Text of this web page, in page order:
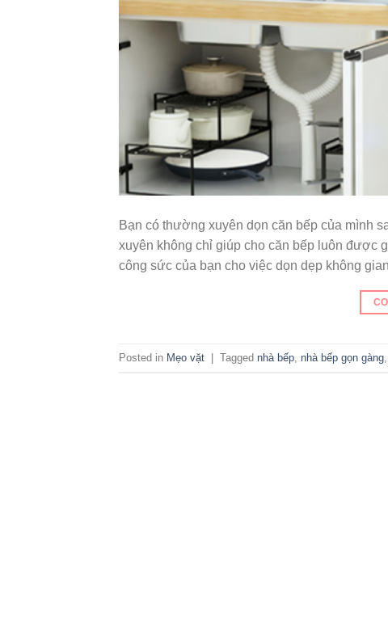
Bạn có thường xuyên dọn căn bếp của mình
xuyên không chỉ giúp cho căn bếp luôn được
công sức của bạn cho việc dọn dẹp không
Posted in Mẹo vặt | Tagged nhà bếp nhà bếp gọn gàng